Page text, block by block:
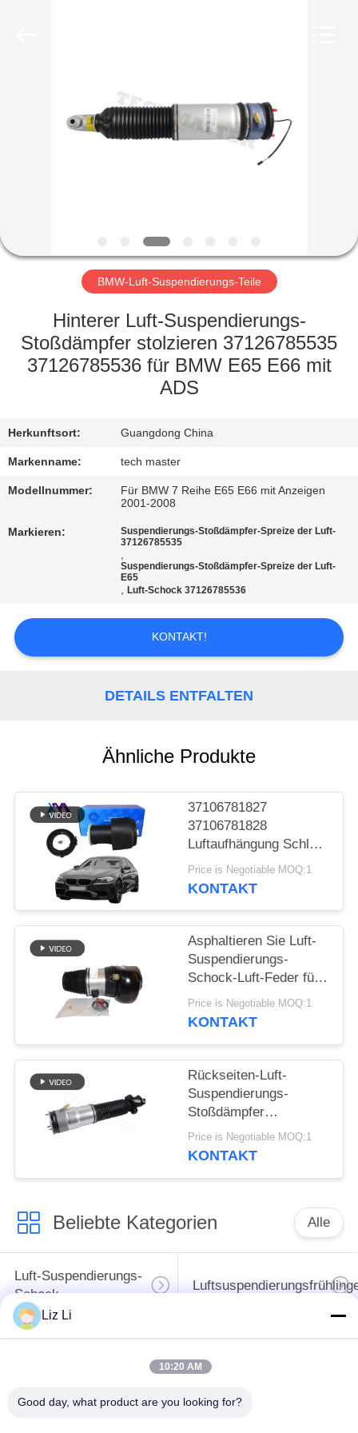
PRODUKTE
ÜBER
UNS
FABRIK-
TOUR
QUALITÄTSKONTROLLE
KONTAKTIERE
UNS
NACHRICHTEN
ANGEBOT
SEITENVERZEICHNIS
PRIVATSPHÄRE
BMW-Luft-Suspendierungs-Teile
Hinterer Luft-Suspendierungs-
Stoßdämpfer stolzieren 37126785535
37126785536 für BMW E65 E66 mit
ADS
Herkunftsort: Guangdong China
Markenname: tech master
Modellnummer:
Für BMW 7 Reihe E65 E66 mit Anzeigen
2001-2008
Markieren:
Suspendierungs-Stoßdämpfer-Spreize der Luft-
37126785535
,
Suspendierungs-Stoßdämpfer-Spreize der Luft-
E65
,Luft-Schock 37126785536
KONTAKT!
DETAILS ENTFALTEN
Ähnliche Produkte
37106781827
37106781828
Luftaufhängung Schlag
Reparatur-Kit Für BMW
F07 GT F10 F11 5
Price is Negotiable MOQ:1
KONTAKT
Asphaltieren Sie Luft-
Suspendierungs-
Schock-Luft-Feder für
BMW 7 Reihe G11 G12
Front Air Bellow
Price is Negotiable MOQ:1
KONTAKT
Rückseiten-Luft-
Suspendierungs-
Stoßdämpfer
37106791676 Autoteile
BMWs F01 F02
Price is Negotiable MOQ:1
KONTAKT
Beliebte Kategorien Alle
Luft-Suspendierungs-
Schock
MERCEDES-
Suspendierungs-Teile
Liz Li
10:20 AM
Good day, what product are you looking for?